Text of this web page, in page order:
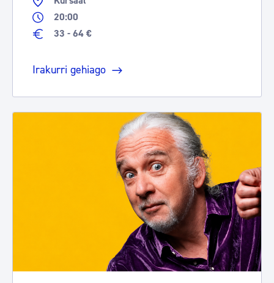
20:00
33 - 64 €
Irakurri gehiago